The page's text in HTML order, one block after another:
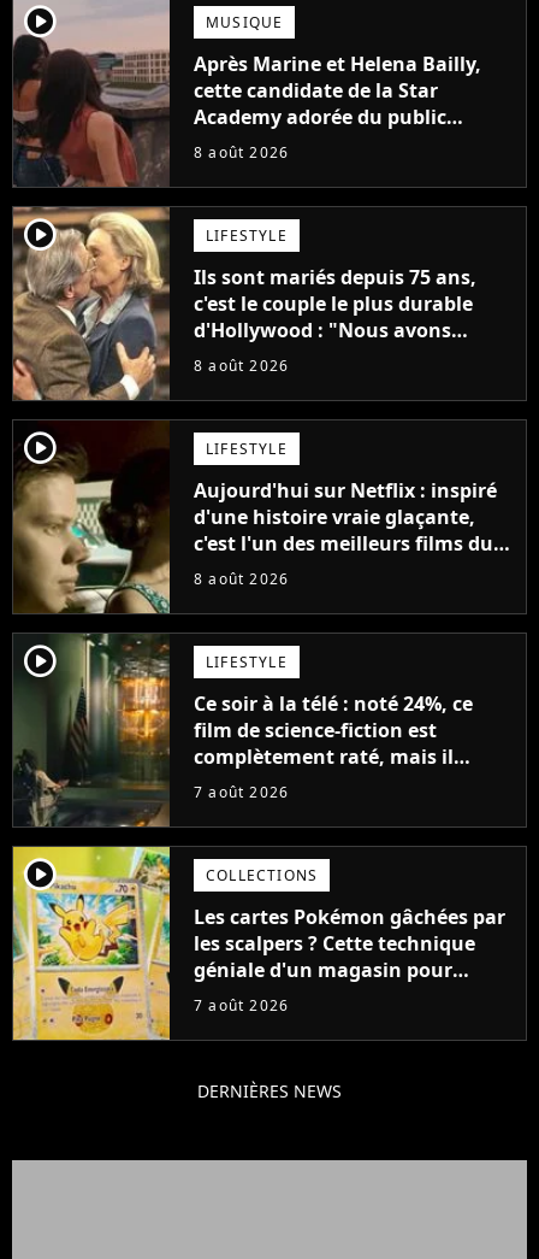
player2 MUSIQUE
Après Marine et Helena Bailly,
cette candidate de la Star
Academy adorée du public
annonce son premier album,
8 août 2026
player2 LIFESTYLE
Ils sont mariés depuis 75 ans,
c'est le couple le plus durable
d'Hollywood : "Nous avons
avancé jour après jour, et les
décennies"
8 août 2026
player2 LIFESTYLE
Aujourd'hui sur Netflix : inspiré
d'une histoire vraie glaçante,
c'est l'un des meilleurs films du
21ème siècle
8 août 2026
player2 LIFESTYLE
Ce soir à la télé : noté 24%, ce
film de science-fiction est
complètement raté, mais il
aurait pu être encore pire à
7 août 2026
player2 COLLECTIONS
Les cartes Pokémon gâchées par
les scalpers ? Cette technique
géniale d'un magasin pour
ruiner les revendeurs
7 août 2026
DERNIÈRES NEWS